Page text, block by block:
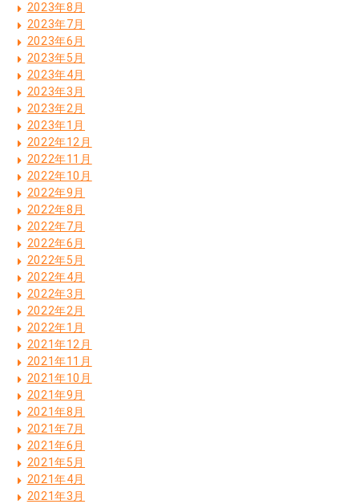
2023年8月
2023年7月
2023年6月
2023年5月
2023年4月
2023年3月
2023年2月
2023年1月
2022年12月
2022年11月
2022年10月
2022年9月
2022年8月
2022年7月
2022年6月
2022年5月
2022年4月
2022年3月
2022年2月
2022年1月
2021年12月
2021年11月
2021年10月
2021年9月
2021年8月
2021年7月
2021年6月
2021年5月
2021年4月
2021年3月